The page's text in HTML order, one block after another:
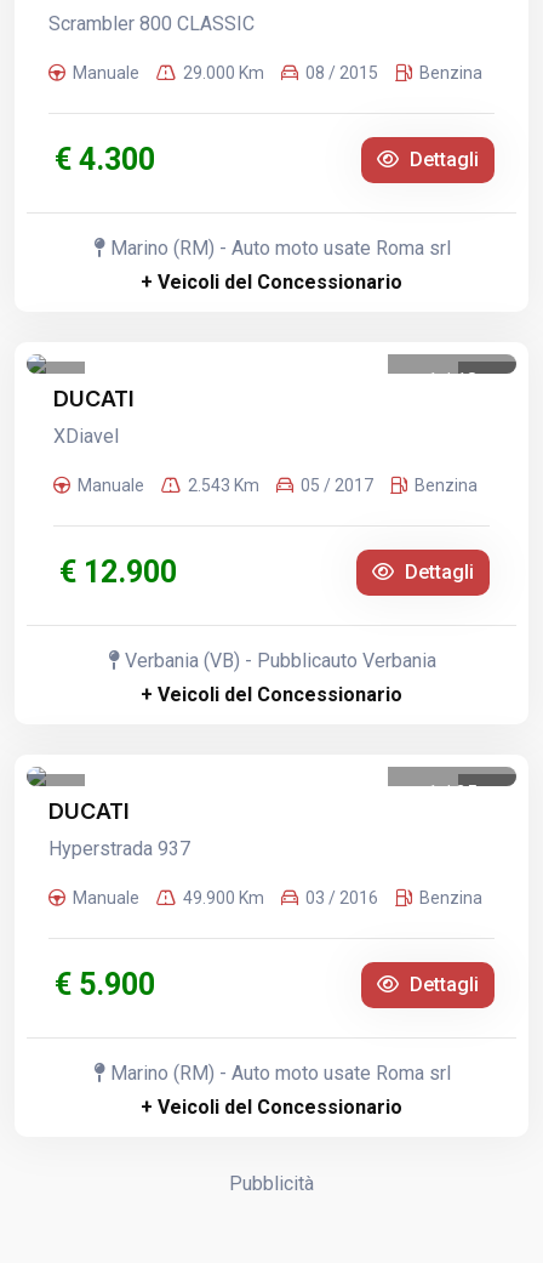
Scrambler 800 CLASSIC
Manuale 29.000 Km 08 / 2015 Benzina
€ 4.300 Dettagli
Marino (RM) - Auto moto usate Roma srl
+ Veicoli del Concessionario
1 /18
DUCATI
XDiavel
Manuale 2.543 Km 05 / 2017 Benzina
€ 12.900 Dettagli
Verbania (VB) - Pubblicauto Verbania
+ Veicoli del Concessionario
1 /35
DUCATI
Hyperstrada 937
Manuale 49.900 Km 03 / 2016 Benzina
€ 5.900 Dettagli
Marino (RM) - Auto moto usate Roma srl
+ Veicoli del Concessionario
Pubblicità